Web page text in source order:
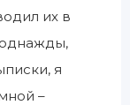
их в
однажды,
я
–